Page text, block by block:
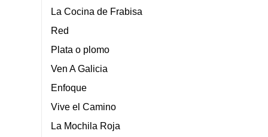
La Cocina de Frabisa
Red
Plata o plomo
Ven A Galicia
Enfoque
Vive el Camino
La Mochila Roja